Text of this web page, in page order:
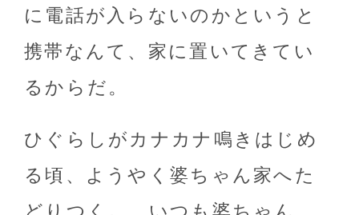
に電話が入らないのかというと
携帯なんて、家に置いてきてい
るからだ。
ひぐらしがカナカナ鳴きはじめ
る頃、ようやく婆ちゃん家へた